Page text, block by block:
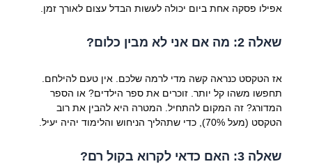
אפילו פסקה אחת ביום יכולה לעשות הבדל עצום לאורך זמן.
שאלה 2: מה אם אני לא מבין כלום?
אז הטקסט כנראה קשה מדי לרמה שלכם. אין טעם להילחם.
תחפשו משהו קל יותר. זוכרים את ספר הילדים? או הספר
המדורג? זה המקום להתחיל. המטרה היא להבין את רוב
הטקסט (מעל 70%), כדי שתהליך הניחוש והלימוד יהיה יעיל.
שאלה 3: האם כדאי לקרוא בקול רם?